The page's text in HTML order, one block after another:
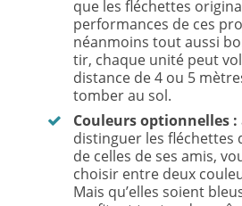
que les fléchettes
performances de ces
néanmoins tout aussi
tir, chaque unité peut
distance de 4 ou 5
tomber au sol.
Couleurs optionnelles :
distinguer les fléchettes
de celles de ses amis,
choisir entre deux
Mais qu’elles soient